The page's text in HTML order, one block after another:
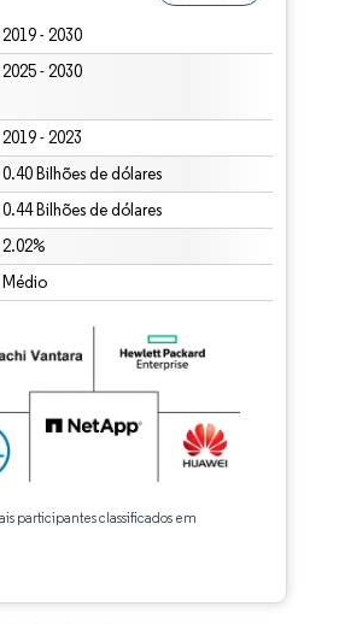
2019 - 2030
2025 - 2030
2019 - 2023
0.40 Bilhões de dólares
0.44 Bilhões de dólares
2.02%
Médio
participantes classificados em